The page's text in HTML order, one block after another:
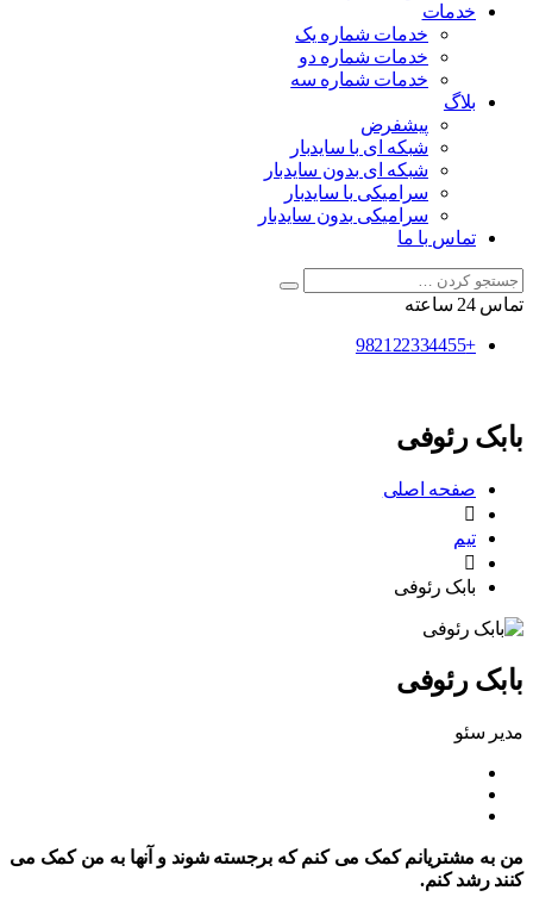
خدمات
خدمات شماره یک
خدمات شماره دو
خدمات شماره سه
بلاگ
پیشفرض
شبکه ای با سایدبار
شبکه ای بدون سایدبار
سرامیکی با سایدبار
سرامیکی بدون سایدبار
تماس با ما
تماس 24 ساعته
+982122334455
بابک رئوفی
صفحه اصلی
تیم
بابک رئوفی
بابک رئوفی
مدیر سئو
من به مشتریانم کمک می کنم که برجسته شوند و آنها به من کمک می
کنند رشد کنم.